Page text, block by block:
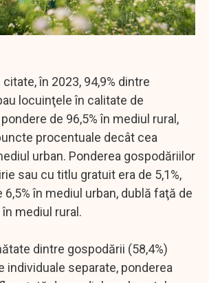
în 2023, 94,9% dintre
locuinţele în calitate de
de 96,5% în mediul rural,
procentuale decât cea
urban. Ponderea gospodăriilor
sau cu titlu gratuit era de 5,1%,
6,5% în mediul urban, dublă faţă de
mediul rural.
dintre gospodării (58,4%)
individuale separate, ponderea